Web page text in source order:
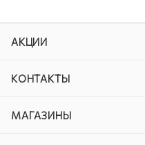
АКЦИИ
КОНТАКТЫ
МАГАЗИНЫ